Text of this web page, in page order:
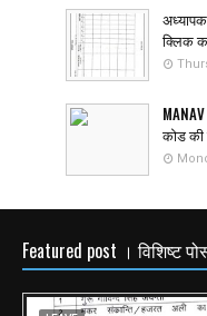
क्लिक
कोड की
Featured post । विशिष्ट